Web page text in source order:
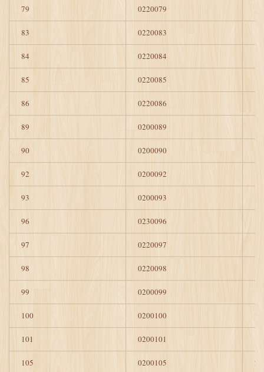
79 0220079
83 0220083
84 0220084
85 0220085
86 0220086
89 0200089
90 0200090
92 0200092
93 0200093
96 0230096
97 0220097
98 0220098
99 0200099
100 0200100
101 0200101
105 0200105 2